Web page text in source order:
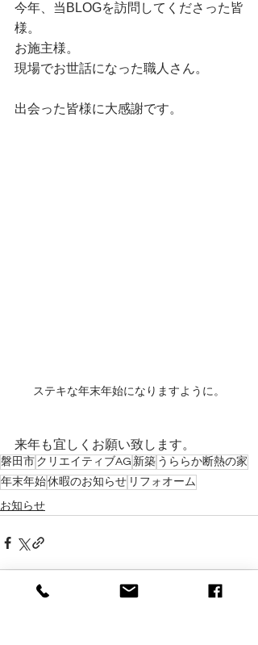
今年、当BLOGを訪問してくださった皆
様。
お施主様。
現場でお世話になった職人さん。
出会った皆様に大感謝です。
ステキな年末年始になりますように。
来年も宜しくお願い致します。
磐田市 クリエイティブAG 新築 うららか断熱の家
年末年始休暇のお知らせ リフォオーム
お知らせ